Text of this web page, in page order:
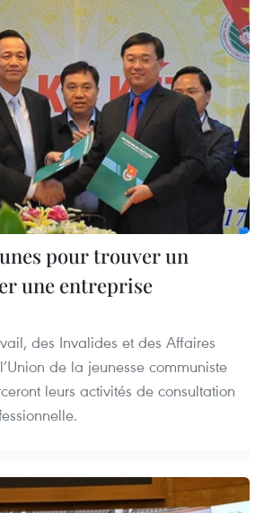
pour trouver un
une entreprise
des Invalides et des Affaires
de la jeunesse communiste
leurs activités de consultation